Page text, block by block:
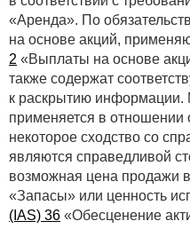
«Аренда». По
на основе акций,
2 «Выплаты на основе
также содержат
к раскрытию
применяется в отношении
некоторое сходство со
являются справедливой
возможная цена продажи
«Запасы» или ценность
(IAS) 36 «Обесценение